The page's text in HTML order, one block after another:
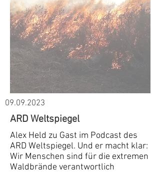
09.09.2023
ARD Weltspiegel
Alex Held zu Gast im Podcast des
ARD Weltspiegel. Und er macht klar:
Wir Menschen sind für die extremen
Waldbrände verantwortlich